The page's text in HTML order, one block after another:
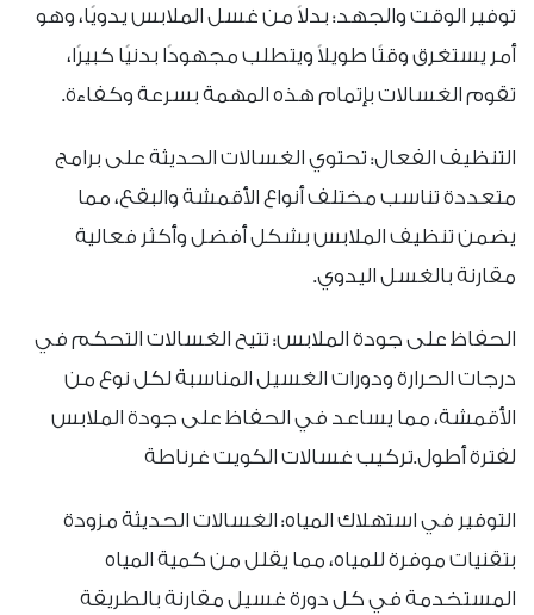
توفير الوقت والجهد: بدلاً من غسل الملابس يدويًا، وهو
أمر يستغرق وقتًا طويلاً ويتطلب مجهودًا بدنيًا كبيرًا،
تقوم الغسالات بإتمام هذه المهمة بسرعة وكفاءة.
التنظيف الفعال: تحتوي الغسالات الحديثة على برامج
متعددة تناسب مختلف أنواع الأقمشة والبقع، مما
يضمن تنظيف الملابس بشكل أفضل وأكثر فعالية
مقارنة بالغسل اليدوي.
الحفاظ على جودة الملابس: تتيح الغسالات التحكم في
درجات الحرارة ودورات الغسيل المناسبة لكل نوع من
الأقمشة، مما يساعد في الحفاظ على جودة الملابس
لفترة أطول.تركيب غسالات الكويت غرناطة
التوفير في استهلاك المياه: الغسالات الحديثة مزودة
بتقنيات موفرة للمياه، مما يقلل من كمية المياه
المستخدمة في كل دورة غسيل مقارنة بالطريقة